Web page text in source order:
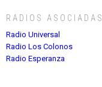
RADIOS ASOCIADAS
Radio Universal
Radio Los Colonos
Radio Esperanza